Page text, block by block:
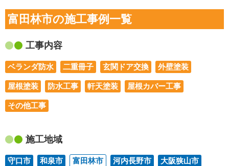
富田林市の施工事例一覧
工事内容
ベランダ防水 二重冊子 玄関ドア交換 外壁塗装
屋根塗装 防水工事 軒天塗装 屋根カバー工事
その他工事
施工地域
守口市 和泉市 富田林市 河内長野市 大阪狭山市